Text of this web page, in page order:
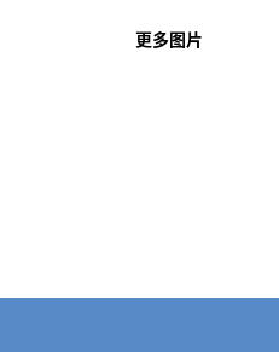
更多图片